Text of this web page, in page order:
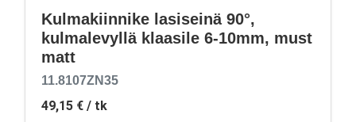
Kulmakiinnike lasiseinä 90°,
kulmalevyllä klaasile 6-10mm, must
matt
11.8107ZN35
49,15 € / tk